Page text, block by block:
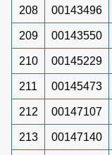
208 00143496
209 00143550
210 00145229
211 00145473
212 00147107
213 00147140